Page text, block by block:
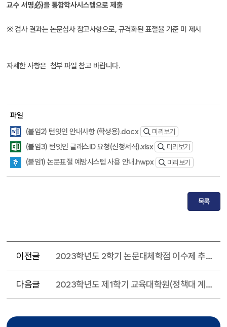
교수 서명必)을 통합학사시스템으로 제출
※ 검사 결과는 논문심사 참고사항으로, 규격화된 표절율 기준 미 제시
자세한 사항은 첨부 파일 참고 바랍니다.
파일
(붙임2) 턴잇인 안내사항 (학생용).docx
미리보기
(붙임3) 턴잇인 클래스ID 요청(신청서식).xlsx 미리보기
(붙임1) 논문표절 예방시스템 사용 안내.hwpx 미리보기
목록
이전글 2023학년도 2학기 논문대체학점 이수제 추진 계획
다음글 2023학년도 제1학기 교육대학원(정책대 계절제 포함) 수강신청 일정